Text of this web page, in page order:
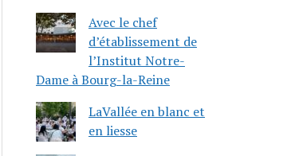
Avec le chef
d’établissement de
l’Institut Notre-
Dame à Bourg-la-Reine
LaVallée en blanc et
en liesse